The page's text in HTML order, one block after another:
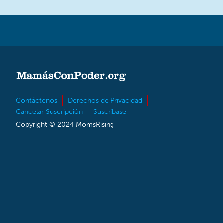
Contáctenos
Derechos de Privacidad
Cancelar Suscripción
Suscríbase
Copyright © 2024 MomsRising